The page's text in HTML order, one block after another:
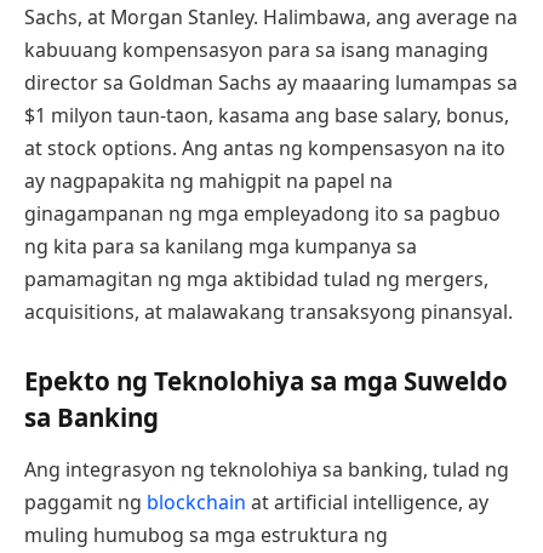
Sachs, at Morgan Stanley. Halimbawa, ang average na
kabuuang kompensasyon para sa isang managing
director sa Goldman Sachs ay maaaring lumampas sa
$1 milyon taun-taon, kasama ang base salary, bonus,
at stock options. Ang antas ng kompensasyon na ito
ay nagpapakita ng mahigpit na papel na
ginagampanan ng mga empleyadong ito sa pagbuo
ng kita para sa kanilang mga kumpanya sa
pamamagitan ng mga aktibidad tulad ng mergers,
acquisitions, at malawakang transaksyong pinansyal.
Epekto ng Teknolohiya sa mga Suweldo
sa Banking
Ang integrasyon ng teknolohiya sa banking, tulad ng
paggamit ng blockchain at artificial intelligence, ay
muling humubog sa mga estruktura ng